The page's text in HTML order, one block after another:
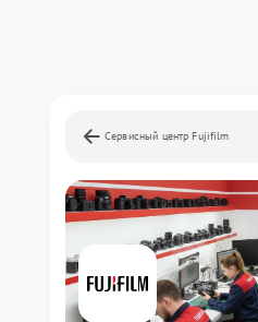
Сервисный центр Fujifilm